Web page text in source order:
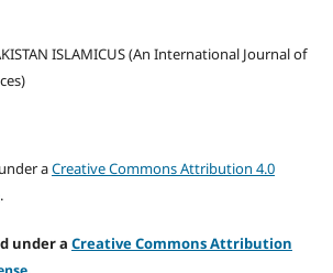
ISLAMICUS (An International Journal of
aCreative Commons Attribution 4.0
.
under a Creative Commons Attribution